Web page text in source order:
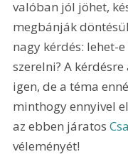
valóban jól jöhet,
megbánják
nagy kérdés: lehet-
szerelni? A
igen, de a téma
minthogy ennyivel
az ebben járatos
véleményét!